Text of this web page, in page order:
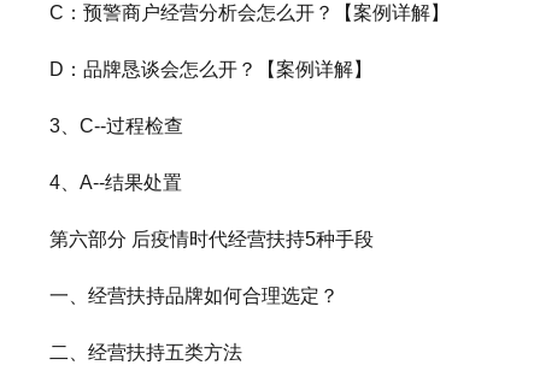
C：预警商户经营分析会怎么开？【案例详解】
D：品牌恳谈会怎么开？【案例详解】
3、C--过程检查
4、A--结果处置
第六部分 后疫情时代经营扶持5种手段
一、经营扶持品牌如何合理选定？
二、经营扶持五类方法